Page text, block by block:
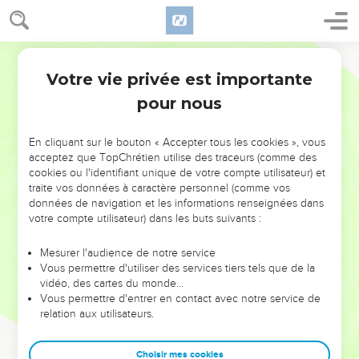
NE MANQUEZ PAS L’ÉVÉNEMENT
DE L’ANNÉE !
ET SI LEURS ERREURS POUVAIENT VOUS ÉVITER LES
VOTRES ?
leur foi ou leur vision. Mais on voit moins les doutes, les erreurs
et les saisons difficiles qu'ils ont traversés, alors même que ce
sont elles qui les ont façonnés.
Dans cette conférence, leaders, entrepreneurs, et responsables
clés pour avancer avec plus de sagesse afin que leurs erreurs
Votre vie privée est importante
pour nous
En cliquant sur le bouton « Accepter tous les cookies », vous
acceptez que TopChrétien utilise des traceurs (comme des
cookies ou l'identifiant unique de votre compte utilisateur) et
traite vos données à caractère personnel (comme vos
données de navigation et les informations renseignées dans
votre compte utilisateur) dans les buts suivants :
Mesurer l'audience de notre service
Vous permettre d'utiliser des services tiers tels que de la
vidéo, des cartes du monde…
Vous permettre d'entrer en contact avec notre service de
relation aux utilisateurs.
Choisir mes cookies